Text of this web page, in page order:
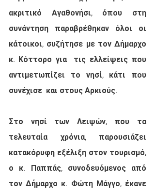
ακριτικό Αγαθονήσι, όπου στη
συνάντηση παραβρέθηκαν όλοι οι
κάτοικοι, συζήτησε με τον Δήμαρχο
κ. Κόττορο για  τις ελλείψεις που
αντιμετωπίζει το νησί, κάτι που
συνέχισε  και στους Αρκιούς.
Στο νησί των Λειψών, που τα
τελευταία χρόνια, παρουσιάζει
κατακόρυφη εξέλιξη στον τουρισμό,
ο κ. Παππάς, συνοδευόμενος από
τον Δήμαρχο κ. Φώτη Μάγγο, έκανε